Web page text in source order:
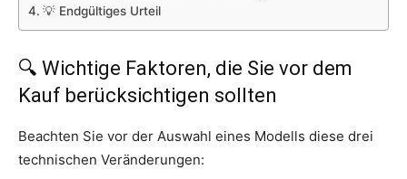
💡 Endgültiges Urteil
🔍 Wichtige Faktoren, die Sie vor dem
Kauf berücksichtigen sollten
Beachten Sie vor der Auswahl eines Modells diese drei
technischen Veränderungen: